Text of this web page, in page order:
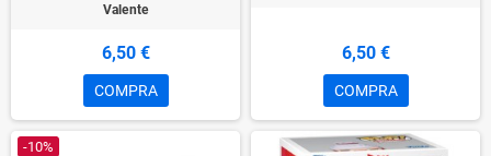
Valente
6,50 €
COMPRA
6,50 €
COMPRA
-10%